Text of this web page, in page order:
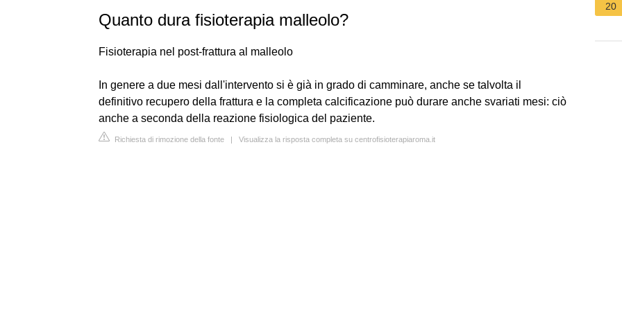
Quanto dura fisioterapia malleolo?
Fisioterapia nel post-frattura al malleolo
In genere a due mesi dall'intervento si è già in grado di camminare, anche se talvolta il
definitivo recupero della frattura e la completa calcificazione può durare anche svariati mesi: ciò
anche a seconda della reazione fisiologica del paziente.
Richiesta di rimozione della fonte | Visualizza la risposta completa su centrofisioterapiaroma.it
20